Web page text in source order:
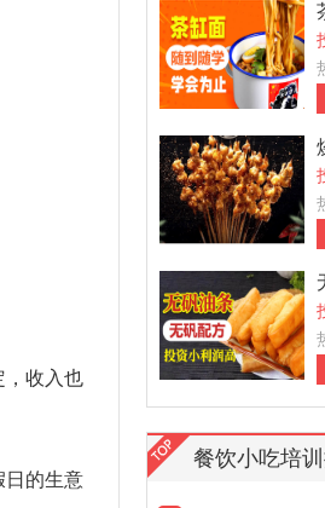
，收入也
日的生意
餐饮小吃培